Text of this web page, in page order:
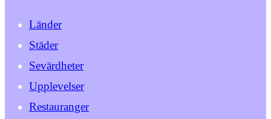
Länder
Städer
Sevärdheter
Upplevelser
Restauranger